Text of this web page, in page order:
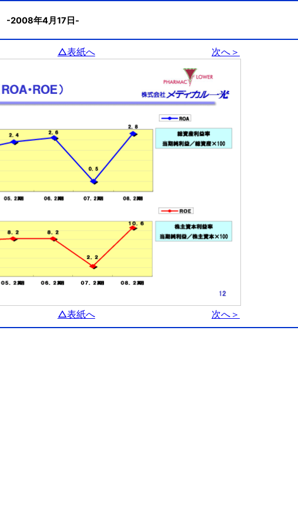
-2008年4月17日-
△表紙へ 次へ＞
△表紙へ 次へ＞